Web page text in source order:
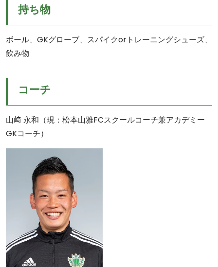
持ち物
ボール、GKグローブ、スパイクorトレーニングシューズ、
飲み物
コーチ
山﨑 永和（現：松本山雅FCスクールコーチ兼アカデミー
GKコーチ）